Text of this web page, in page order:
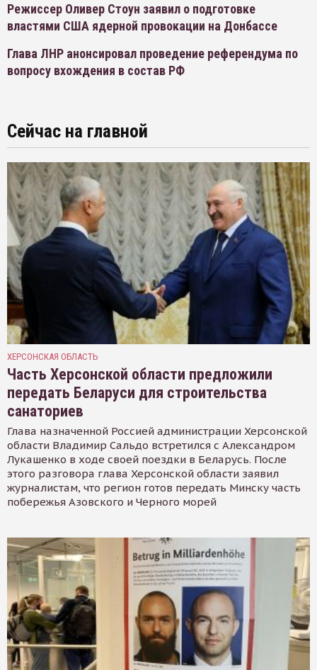
Режиссер Оливер Стоун заявил о подготовке
властями США ядерной провокации на Донбассе
Глава ЛНР анонсировал проведение референдума по
вопросу вхождения в состав РФ
Сейчас на главной
ХЕРСОНСКАЯ ОБЛАСТЬ
Часть Херсонской области предложили
передать Беларуси для строительства
санаториев
Глава назначенной Россией администрации Херсонской
области Владимир Сальдо встретился с Александром
Лукашенко в ходе своей поездки в Беларусь. После
этого разговора глава Херсонской области заявил
журналистам, что регион готов передать Минску часть
побережья Азовского и Черного морей